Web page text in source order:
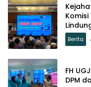
Komisi
Berita
FH
DPM